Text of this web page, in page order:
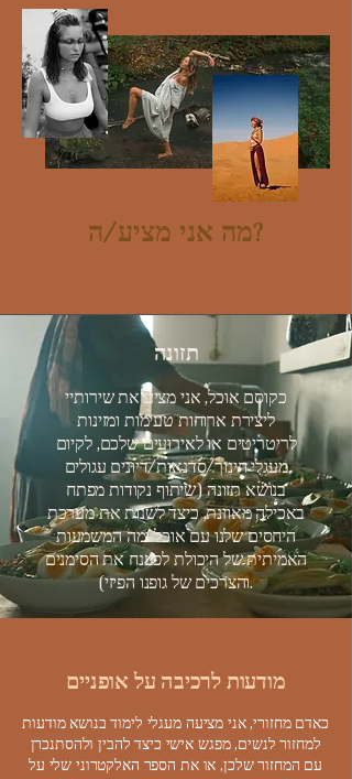
מה אני מציע/ה?
תזונה
כקוסם אוכל, אני מציע את שירותיי
ליצירת ארוחות טעימות ומזינות
לריטריטים או לאירועים שלכם, לקיום
מעגלי חינוך/סדנאות/דיונים עגולים
בנושא תזונה (שיתוף נקודות מפתח
באכילה מאוזנת, כיצד לשנות את מערכת
היחסים שלנו עם אוכל ומה המשמעות
האמיתית של היכולת לפענח את הסימנים
והצרכים של גופנו הפיזי).
מודעות לרכיבה על אופניים
כאדם מחזורי, אני מציעה מעגלי לימוד בנושא מודעות
למחזור לנשים, מפגש אישי כיצד להבין ולהסתנכרן
עם המחזור שלכן, או את הספר האלקטרוני שלי על